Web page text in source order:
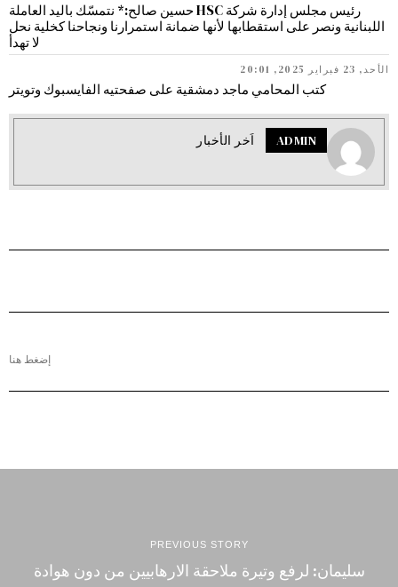
رئيس مجلس إدارة شركة HSC حسين صالح:* نتمسّك باليد العاملة
اللبنانية ونصر على استقطابها لأنها ضمانة استمرارنا ونجاحنا كخلية نحل
لا تهدأ
الأحد, 23 فبراير 2025, 20:01
كتب المحامي ماجد دمشقية على صفحتيه الفايسبوك وتويتر
ADMIN اَخر الأخبار
إضغط هنا
PREVIOUS STORY
سليمان: لرفع وتيرة ملاحقة الارهابيين من دون هوادة